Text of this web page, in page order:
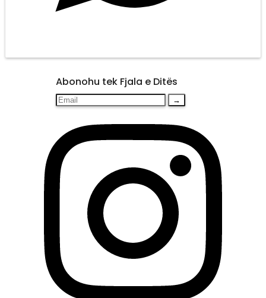
Abonohu tek Fjala e Ditës